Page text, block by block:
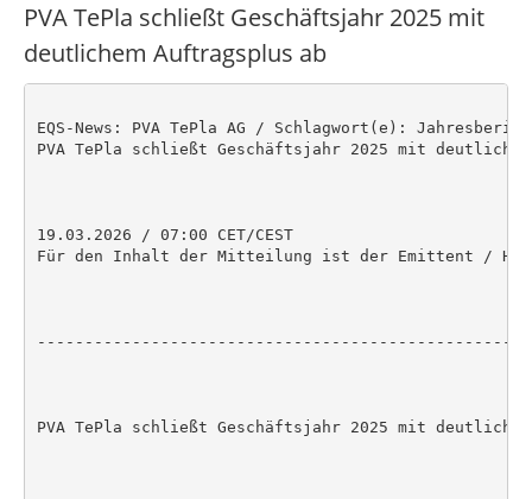
PVA TePla schließt Geschäftsjahr 2025 mit
deutlichem Auftragsplus ab
EQS-News: PVA TePla AG / Schlagwort(e):
PVA TePla schließt Geschäftsjahr 2025 mit
19.03.2026 / 07:00 CET/CEST
Für den Inhalt der Mitteilung ist der Emittent /
PVA TePla schließt Geschäftsjahr 2025 mit